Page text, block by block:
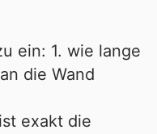
ein: 1. wie lange
die Wand
exakt die